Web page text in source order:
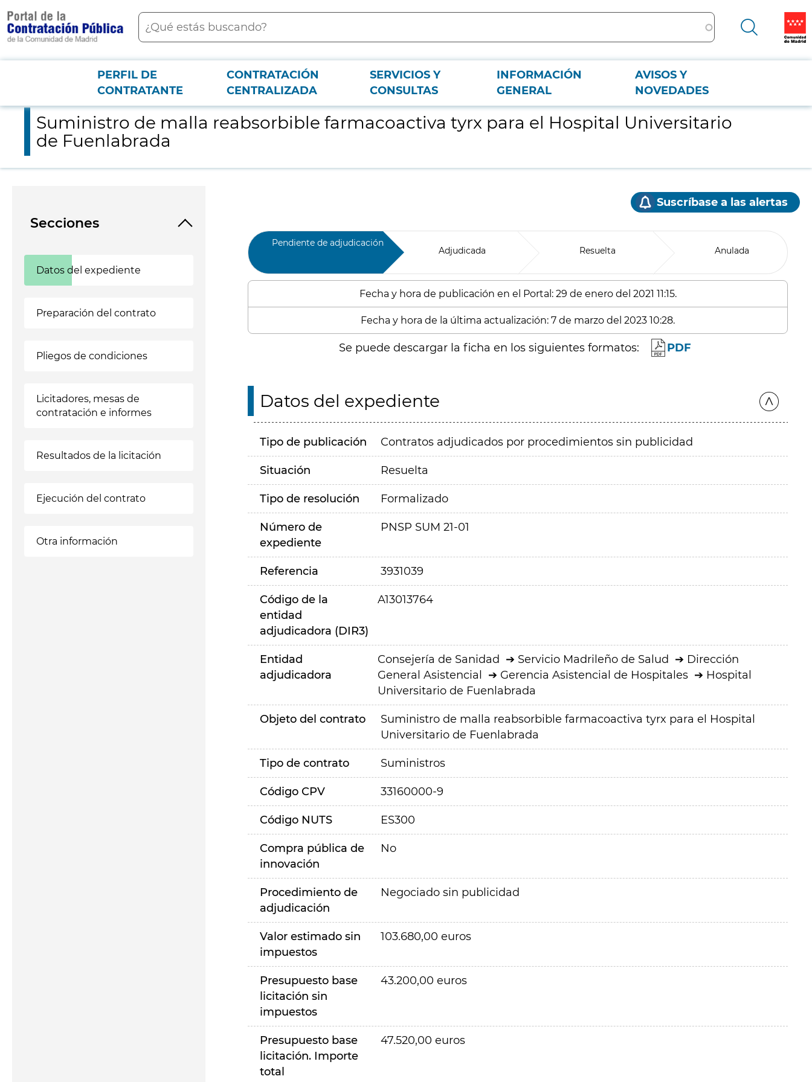
contenido
principal
Buscar
Menú PCON
PERFIL DE
CONTRATANTE
CONTRATACIÓN
CENTRALIZADA
SERVICIOS Y
CONSULTAS
INFORMACIÓN
GENERAL
AVISOS Y
NOVEDADES
Suministro de malla reabsorbible farmacoactiva tyrx para el Hospital Universitario de Fuenlabrada
Suministro de malla reabsorbible farmacoactiva tyrx para el Hospital Universitario
de Fuenlabrada
Secciones
Datos del expediente
Preparación del contrato
Pliegos de condiciones
Licitadores, mesas de
contratación e informes
Resultados de la licitación
Ejecución del contrato
Otra información
Suscríbase a las alertas
Pendiente de adjudicación
Adjudicada Resuelta Anulada
Fecha y hora de publicación en el Portal: 29 de enero del 2021 11:15.
Fecha y hora de la última actualización: 7 de marzo del 2023 10:28.
Se puede descargar la ficha en los siguientes formatos: PDF
Datos del expediente
Tipo de publicación Contratos adjudicados por procedimientos sin publicidad
Situación Resuelta
Tipo de resolución Formalizado
Número de
expediente
PNSP SUM 21-01
Referencia 3931039
Código de la
entidad
adjudicadora (DIR3)
A13013764
Entidad
adjudicadora
Consejería de Sanidad Servicio Madrileño de Salud
Dirección
General Asistencial
Gerencia Asistencial de Hospitales
Hospital
Universitario de Fuenlabrada
Objeto del contrato
Suministro de malla reabsorbible farmacoactiva tyrx para el Hospital
Universitario de Fuenlabrada
Tipo de contrato Suministros
Código CPV 33160000-9
Código NUTS ES300
Compra pública de
innovación
No
Procedimiento de
adjudicación
Negociado sin publicidad
Valor estimado sin
impuestos
103.680,00 euros
Presupuesto base
licitación sin
impuestos
43.200,00 euros
Presupuesto base
licitación. Importe
total
47.520,00 euros